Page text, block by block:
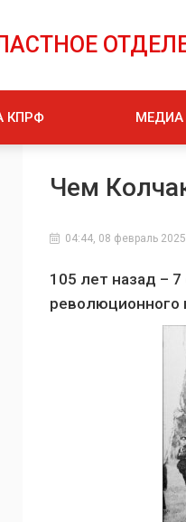
КПРФ МЕДИА
Чем
04:44, 08 февраль 2025
105 лет назад –
революционного